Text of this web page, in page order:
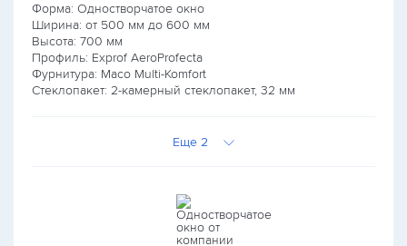
Форма: Одностворчатое окно
Ширина: от 500 мм до 600 мм
Высота: 700 мм
Профиль: Exprof AeroProfecta
Фурнитура: Maco Multi-Komfort
Стеклопакет: 2-камерный стеклопакет, 32 мм
Еще 2